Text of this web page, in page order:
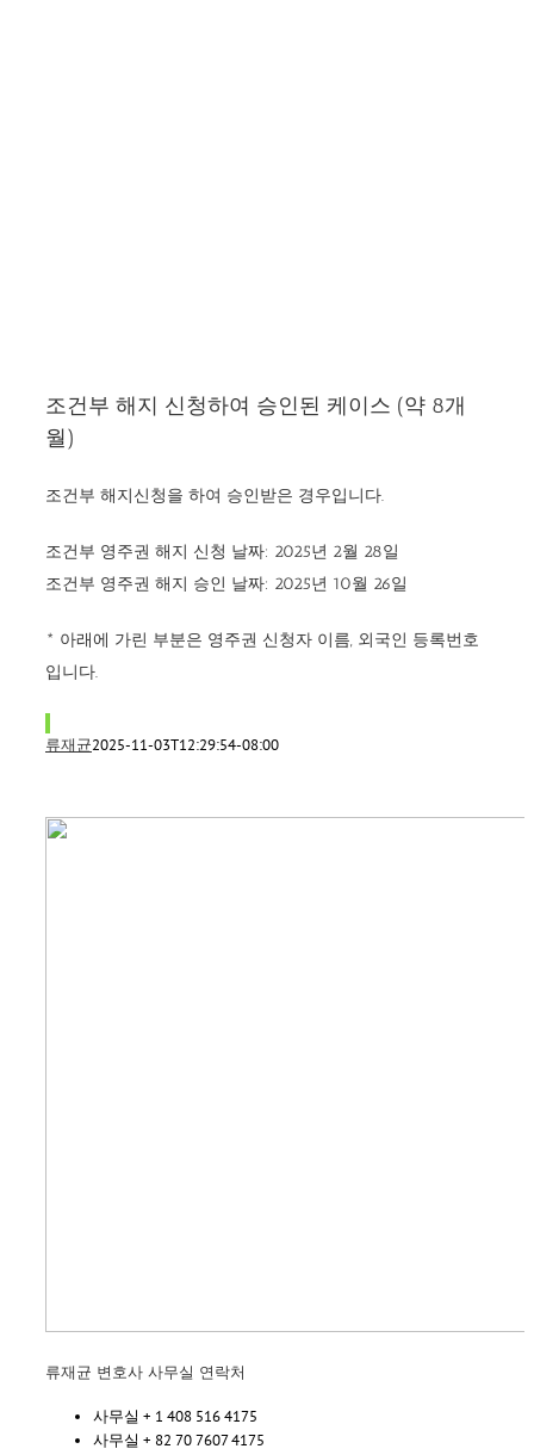
조건부 해지 신청하여 승인된 케이스 (약 8개
월)
조건부 해지신청을 하여 승인받은 경우입니다.
조건부 영주권 해지 신청 날짜: 2025년 2월 28일
조건부 영주권 해지 승인 날짜: 2025년 10월 26일
* 아래에 가린 부분은 영주권 신청자 이름, 외국인 등록번호
입니다.
류재균2025-11-03T12:29:54-08:00
류재균 변호사 사무실 연락처
사무실 + 1 408 516 4175
사무실 + 82 70 7607 4175